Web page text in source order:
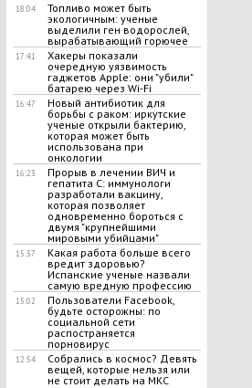
18:04
Топливо может быть
экологичным: ученые
выделили ген водорослей,
вырабатывающий горючее
17:41
Хакеры показали
очередную уязвимость
гаджетов Apple: они "убили"
батарею через Wi-Fi
16:47
Новый антибиотик для
борьбы с раком: иркутские
ученые открыли бактерию,
которая может быть
использована при
онкологии
16:23
Прорыв в лечении ВИЧ и
гепатита С: иммунологи
разработали вакцину,
которая позволяет
одновременно бороться с
двумя "крупнейшими
мировыми убийцами"
15:37
Какая работа больше всего
вредит здоровью?
Испанские ученые назвали
самую вредную профессию
15:02
Пользователи Facebook,
будьте осторожны: по
социальной сети
распостраняется
порновирус
12:54
Собрались в космос? Девять
вещей, которые нельзя или
не стоит делать на МКС